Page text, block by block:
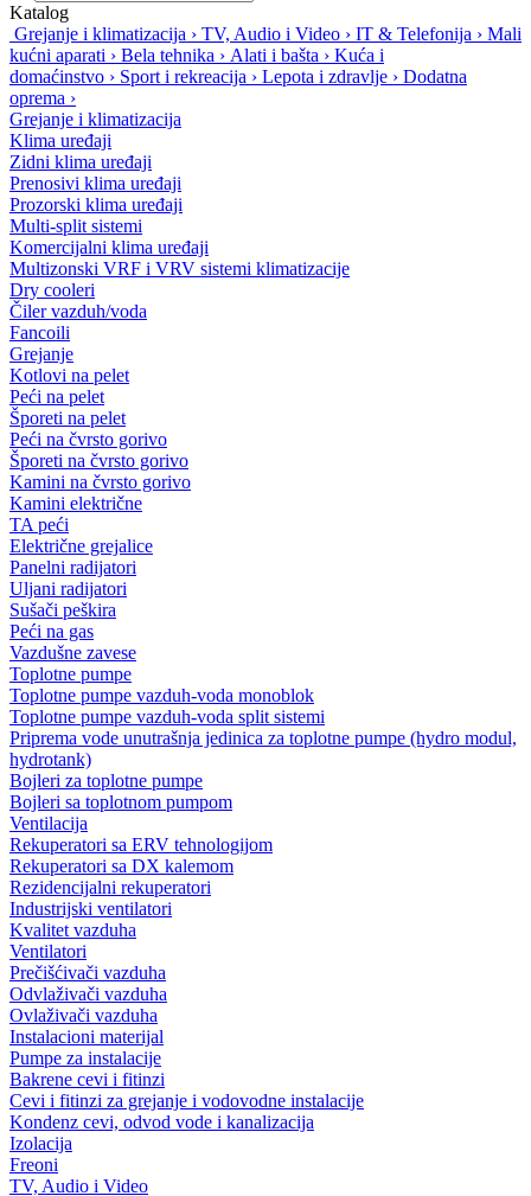
Katalog
Grejanje i klimatizacija › TV, Audio i Video › IT & Telefonija › Mali
kućni aparati › Bela tehnika › Alati i bašta › Kuća i
domaćinstvo › Sport i rekreacija › Lepota i zdravlje › Dodatna
oprema ›
Grejanje i klimatizacija
Klima uređaji
Zidni klima uređaji
Prenosivi klima uređaji
Prozorski klima uređaji
Multi-split sistemi
Komercijalni klima uređaji
Multizonski VRF i VRV sistemi klimatizacije
Dry cooleri
Čiler vazduh/voda
Fancoili
Grejanje
Kotlovi na pelet
Peći na pelet
Šporeti na pelet
Peći na čvrsto gorivo
Šporeti na čvrsto gorivo
Kamini na čvrsto gorivo
Kamini električne
TA peći
Električne grejalice
Panelni radijatori
Uljani radijatori
Sušači peškira
Peći na gas
Vazdušne zavese
Toplotne pumpe
Toplotne pumpe vazduh-voda monoblok
Toplotne pumpe vazduh-voda split sistemi
Priprema vode unutrašnja jedinica za toplotne pumpe (hydro modul,
hydrotank)
Bojleri za toplotne pumpe
Bojleri sa toplotnom pumpom
Ventilacija
Rekuperatori sa ERV tehnologijom
Rekuperatori sa DX kalemom
Rezidencijalni rekuperatori
Industrijski ventilatori
Kvalitet vazduha
Ventilatori
Prečišćivači vazduha
Odvlaživači vazduha
Ovlaživači vazduha
Instalacioni materijal
Pumpe za instalacije
Bakrene cevi i fitinzi
Cevi i fitinzi za grejanje i vodovodne instalacije
Kondenz cevi, odvod vode i kanalizacija
Izolacija
Freoni
TV, Audio i Video